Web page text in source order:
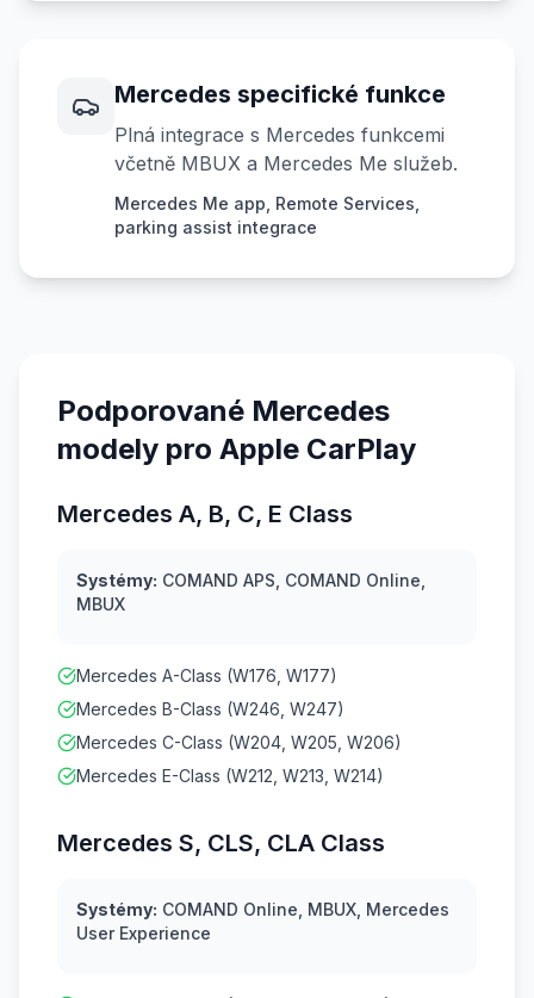
Mercedes specifické funkce
Plná integrace s Mercedes funkcemi
včetně MBUX a Mercedes Me služeb.
Mercedes Me app, Remote Services,
parking assist integrace
Podporované Mercedes
modely pro Apple CarPlay
Mercedes A, B, C, E Class
Systémy: COMAND APS, COMAND Online,
MBUX
Mercedes A-Class (W176, W177)
Mercedes B-Class (W246, W247)
Mercedes C-Class (W204, W205, W206)
Mercedes E-Class (W212, W213, W214)
Mercedes S, CLS, CLA Class
Systémy: COMAND Online, MBUX, Mercedes
User Experience